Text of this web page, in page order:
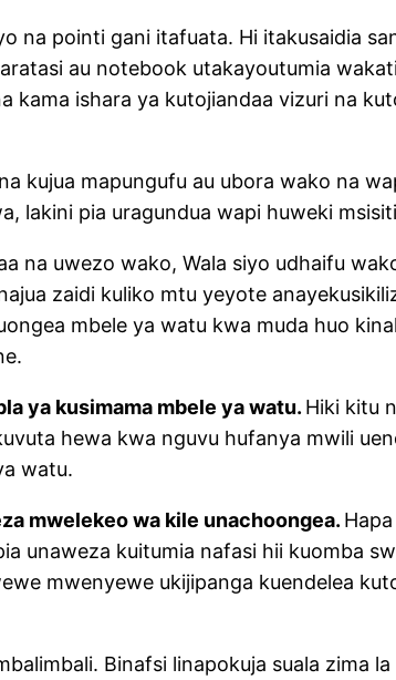
na pointi gani itafuata. Hi itakusaidia
au notebook utakayoutumia
ishara ya kutojiandaa vizuri na
kujua mapungufu au ubora wako na
lakini pia uragundua wapi huweki
na uwezo wako, Wala siyo udhaifu
zaidi kuliko mtu yeyote
mbele ya watu kwa muda huo
ya kusimama mbele ya watu. Hiki kitu
hewa kwa nguvu hufanya mwili
watu.
mwelekeo wa kile unachoongea.
unaweza kuitumia nafasi hii kuomba
mwenyewe ukijipanga kuendelea
Binafsi linapokuja suala zima